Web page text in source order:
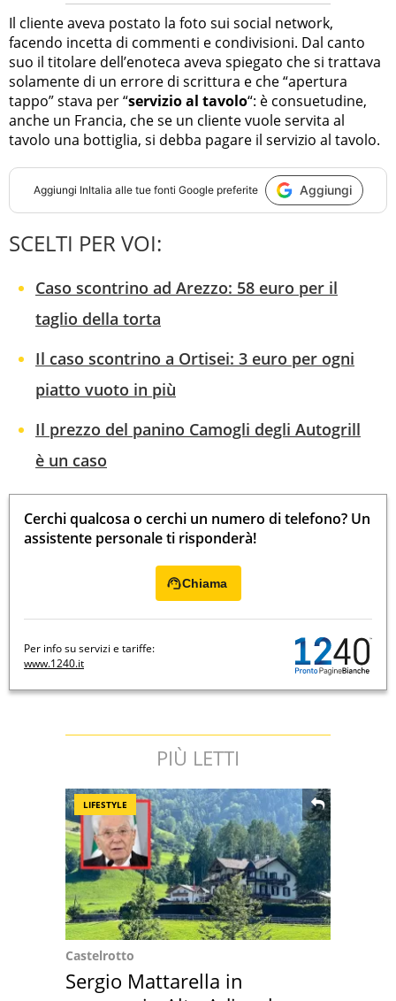
Il cliente aveva postato la foto sui social network,
facendo incetta di commenti e condivisioni. Dal canto
suo il titolare dell’enoteca aveva spiegato che si trattava
solamente di un errore di scrittura e che “apertura
tappo” stava per “servizio al tavolo“: è consuetudine,
anche un Francia, che se un cliente vuole servita al
tavolo una bottiglia, si debba pagare il servizio al tavolo.
Aggiungi InItalia alle tue fonti Google preferite Aggiungi
SCELTI PER VOI:
Caso scontrino ad Arezzo: 58 euro per il
taglio della torta
Il caso scontrino a Ortisei: 3 euro per ogni
piatto vuoto in più
Il prezzo del panino Camogli degli Autogrill
è un caso
Cerchi qualcosa o cerchi un numero di telefono? Un
assistente personale ti risponderà!
Chiama
Per info su servizi e tariffe:
www.1240.it
PIÙ LETTI
LIFESTYLE
Castelrotto
Sergio Mattarella in